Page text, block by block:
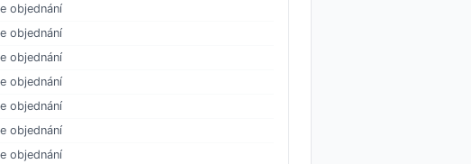
objednání
objednání
objednání
objednání
objednání
objednání
objednání